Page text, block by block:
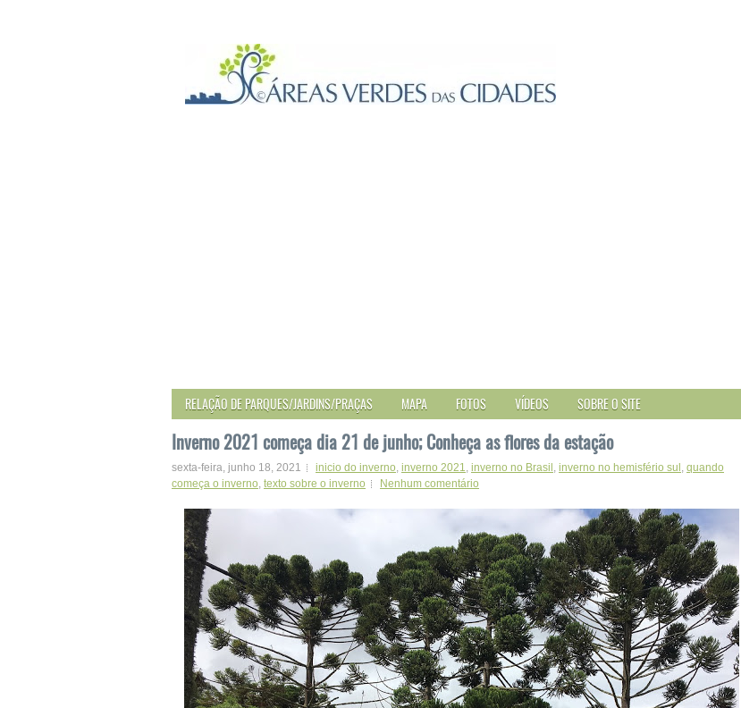
RELAÇÃO DE PARQUES/JARDINS/PRAÇAS MAPA FOTOS VÍDEOS SOBRE O SITE
Inverno 2021 começa dia 21 de junho; Conheça as flores da estação
sexta-feira, junho 18, 2021 inicio do inverno, inverno 2021, inverno no Brasil , inverno no hemisfério sul , quando
começa o inverno, texto sobre o inverno Nenhum comentário